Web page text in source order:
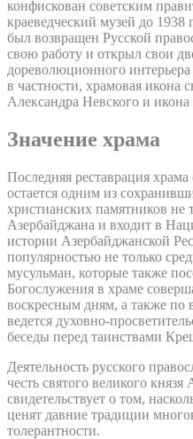
конфискован советским
краеведческий музей до
был возвращен Русской
свою работу и открыл свои
дореволюционного
в частности, храмовая икона
Александра Невского и
Значение храма
Последняя реставрация
остается одним из
христианских памятников не
Азербайджана и входит в
истории Азербайджанской
популярностью не только
мусульман, которые также
Богослужения в храме
воскресным дням, а также по
ведется духовно-
беседы перед таинствами
Деятельность русского
честь святого великого
свидетельствует о том,
ценят давние традиции
толерантности.